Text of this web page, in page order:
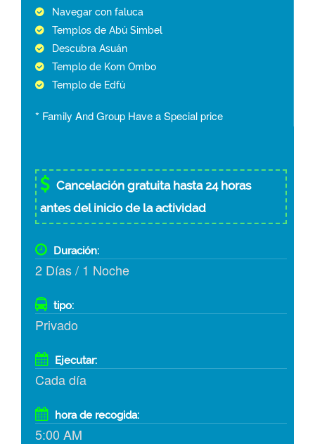
Navegar con faluca
Templos de Abú Simbel
Descubra Asuán
Templo de Kom Ombo
Templo de Edfú
* Family And Group Have a Special price
Cancelación gratuita hasta 24 horas
antes del inicio de la actividad
Duración:
2 Días / 1 Noche
tipo:
Privado
Ejecutar:
Cada día
hora de recogida:
5:00 AM